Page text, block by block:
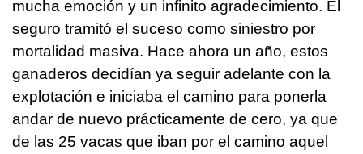
mucha emoción y un infinito agradecimiento. El
seguro tramitó el suceso como siniestro por
mortalidad masiva. Hace ahora un año, estos
ganaderos decidían ya seguir adelante con la
explotación e iniciaba el camino para ponerla
andar de nuevo prácticamente de cero, ya que
de las 25 vacas que iban por el camino aquel